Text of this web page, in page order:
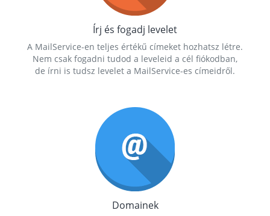
Írj és fogadj levelet
A MailService-en teljes értékű címeket hozhatsz létre.
Nem csak fogadni tudod a leveleid a cél fiókodban,
de írni is tudsz levelet a MailService-es címeidről.
Domainek